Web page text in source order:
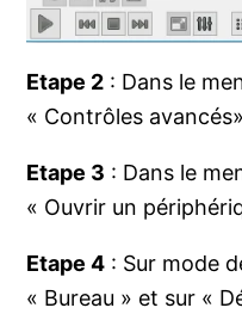
Etape 2 : Dans le
« Contrôles
Etape 3 : Dans le
« Ouvrir un
Etape 4 : Sur mode
« Bureau » et sur «